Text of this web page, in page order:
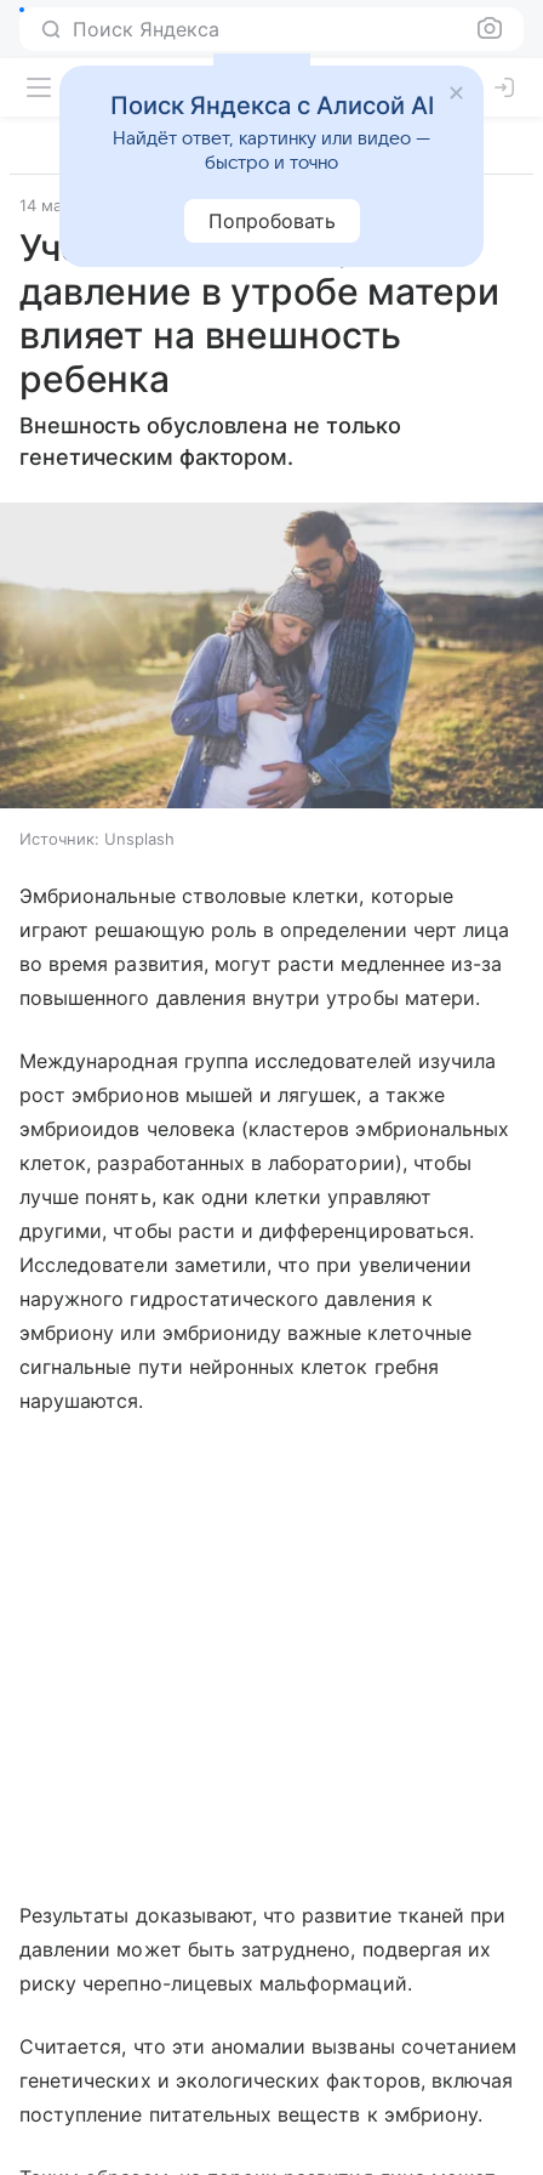
Поиск Яндекса
14 мая 2024 Вокруг Света
Ученые выяснили, как
давление в утробе матери
влияет на внешность
ребенка
Внешность обусловлена не только
генетическим фактором.
Источник: Unsplash
Эмбриональные стволовые клетки, которые
играют решающую роль в определении черт лица
во время развития, могут расти медленнее из-за
повышенного давления внутри утробы матери.
Международная группа исследователей изучила
рост эмбрионов мышей и лягушек, а также
эмбриоидов человека (кластеров эмбриональных
клеток, разработанных в лаборатории), чтобы
лучше понять, как одни клетки управляют
другими, чтобы расти и дифференцироваться.
Исследователи заметили, что при увеличении
наружного гидростатического давления к
эмбриону или эмбриониду важные клеточные
сигнальные пути нейронных клеток гребня
нарушаются.
Результаты доказывают, что развитие тканей при
давлении может быть затруднено, подвергая их
риску черепно-лицевых мальформаций.
Считается, что эти аномалии вызваны сочетанием
генетических и экологических факторов, включая
поступление питательных веществ к эмбриону.
Поиск Яндекса с Алисой AI
Найдёт ответ, картинку или видео —
быстро и точно
Попробовать